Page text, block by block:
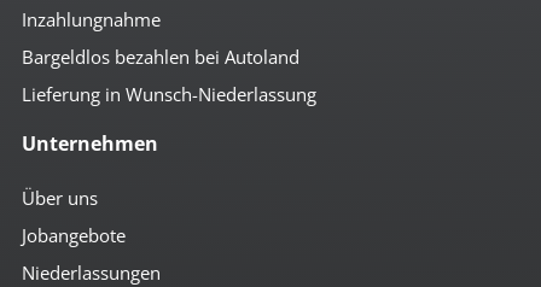
Inzahlungnahme
Bargeldlos bezahlen bei Autoland
Lieferung in Wunsch-Niederlassung
Unternehmen
Über uns
Jobangebote
Niederlassungen